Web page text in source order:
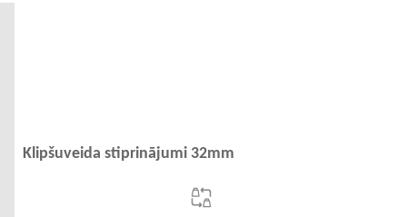
Klipšuveida stiprinājumi 32mm